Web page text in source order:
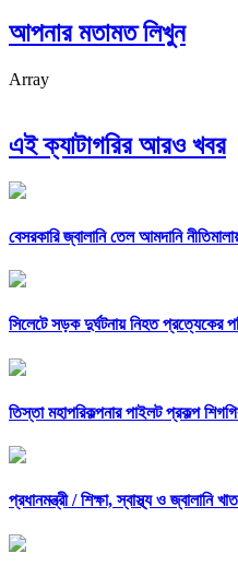
আপনার মতামত লিখুন
Array
এই ক্যাটাগরির আরও খবর
বেসরকারি জ্বালানি তেল আমদানি
সিলেটে সড়ক দুর্ঘটনায় নিহত প্রত্যেকের
তিস্তা মহাপরিকল্পনার পাইলট প্রকল্প
প্রধানমন্ত্রী /শিক্ষা, স্বাস্থ্য ও জ্বালানি